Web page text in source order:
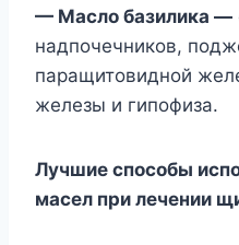
— Масло базилика —
надпочечников,
паращитовидной
железы и гипофиза.
Лучшие способы
масел при лечении